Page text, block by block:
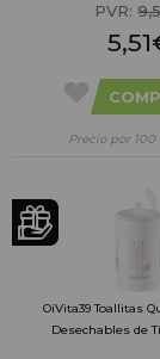
PVR:
Precio por 100
OiVita39 Toallitas
Desechables de